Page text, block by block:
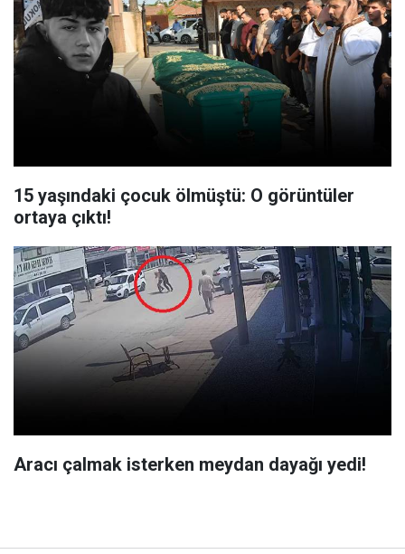
15 yaşındaki çocuk ölmüştü: O görüntüler
ortaya çıktı!
Aracı çalmak isterken meydan dayağı yedi!